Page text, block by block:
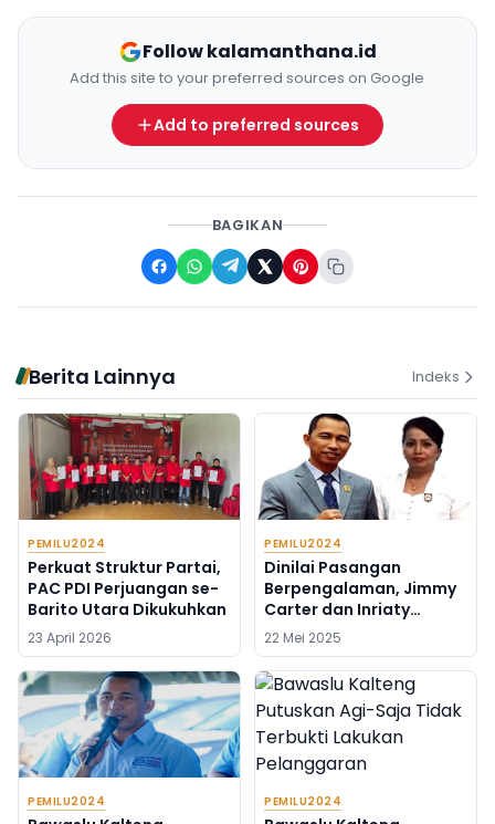
Follow kalamanthana.id
Add this site to your preferred sources on Google
Add to preferred sources
BAGIKAN
Berita Lainnya Indeks
PEMILU2024
Perkuat Struktur Partai,
PAC PDI Perjuangan se-
Barito Utara Dikukuhkan
23 April 2026
PEMILU2024
Dinilai Pasangan
Berpengalaman, Jimmy
Carter dan Inriaty
Karawaheni Mencuat
Sebagai Cabup dan
Cawabup Barito Utara
22 Mei 2025
PEMILU2024 PEMILU2024